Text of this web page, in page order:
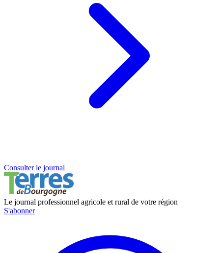
Consulter le journal
Le journal professionnel agricole et rural de votre région
S'abonner